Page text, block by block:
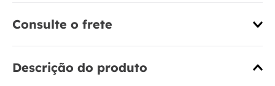
Consulte o frete
Descrição do produto